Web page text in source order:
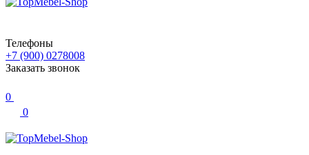
Телефоны
+7 (900) 0278008
Заказать звонок
0
0